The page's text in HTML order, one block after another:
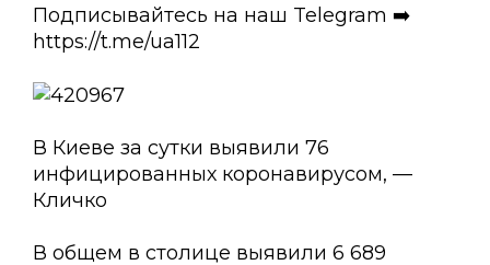
Подписывайтесь на наш Telegram ➡️
https://t.me/ua112
В Киеве за сутки выявили 76
инфицированных коронавирусом, —
Кличко
В общем в столице выявили 6 689